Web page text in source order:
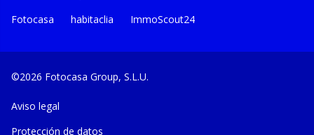
Fotocasa habitaclia ImmoScout24
©2026 Fotocasa Group, S.L.U.
Aviso legal
Protección de datos